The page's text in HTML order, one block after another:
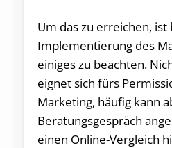
Um das zu erreichen, ist
Implementierung des
einiges zu beachten.
eignet sich fürs
Marketing, häufig kann
Beratungsgespräch
einen Online-Vergleich